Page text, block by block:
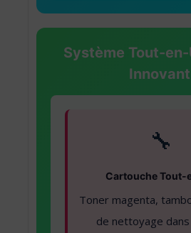
Système Tout-en-
Innovant
🔧
Cartouche Tout-
Toner magenta,
de nettoyage dans